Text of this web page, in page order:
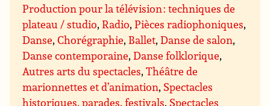
Production pour la télévision : techniques de
plateau / studio,Radio,Pièces radiophoniques,
Danse,Chorégraphie, Ballet,Danse de salon,
Danse contemporaine,Danse folklorique,
Autres arts du spectacles,Théâtre de
marionnettes et d’animation, Spectacles
historiques, parades, festivals, Spectacles